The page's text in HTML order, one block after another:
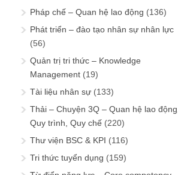
Pháp chế – Quan hệ lao động (136)
Phát triển – đào tạo nhân sự nhân lực
(56)
Quản trị tri thức – Knowledge
Management (19)
Tài liệu nhân sự (133)
Thải – Chuyện 3Q – Quan hệ lao động,
Quy trình, Quy chế (220)
Thư viện BSC & KPI (116)
Tri thức tuyển dụng (159)